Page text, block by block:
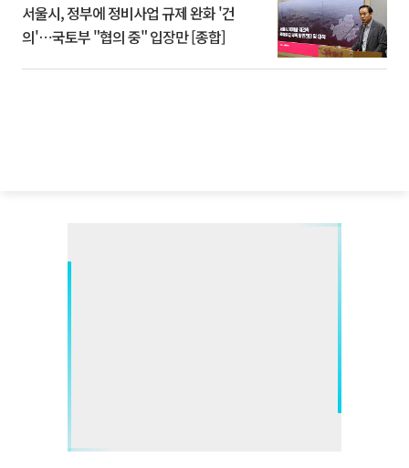
서울시, 정부에 정비사업 규제 완화 '건
의'⋯국토부 "협의 중" 입장만 [종합]